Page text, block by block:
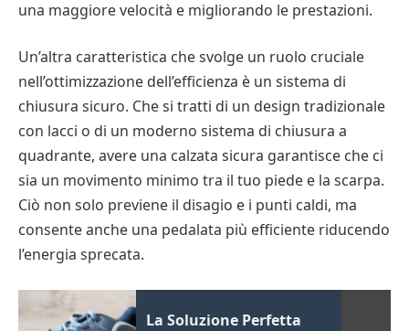
una maggiore velocità e migliorando le prestazioni.
Un’altra caratteristica che svolge un ruolo cruciale
nell’ottimizzazione dell’efficienza è un sistema di
chiusura sicuro. Che si tratti di un design tradizionale
con lacci o di un moderno sistema di chiusura a
quadrante, avere una calzata sicura garantisce che ci
sia un movimento minimo tra il tuo piede e la scarpa.
Ciò non solo previene il disagio e i punti caldi, ma
consente anche una pedalata più efficiente riducendo
l’energia sprecata.
La Soluzione Perfetta